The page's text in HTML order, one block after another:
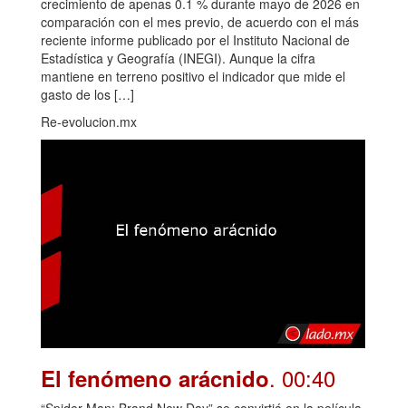
comparación con el mes previo, de acuerdo con el más
reciente informe publicado por el Instituto Nacional de
Estadística y Geografía (INEGI). Aunque la cifra
mantiene en terreno positivo el indicador que mide el
gasto de los […]
Re-evolucion.mx
El fenómeno arácnido. 00:40